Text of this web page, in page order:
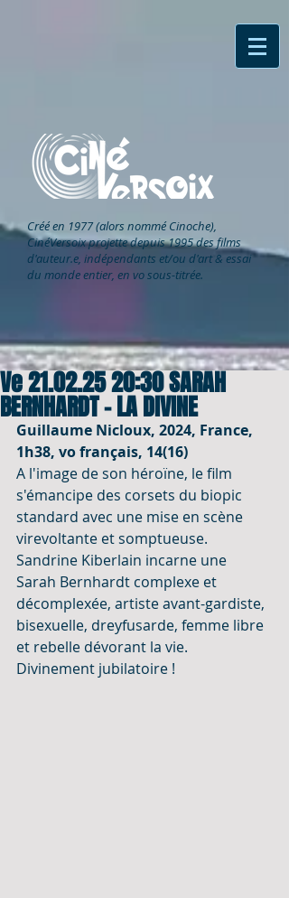
Créé en 1977 (alors nommé Cinoche),
CinéVersoixprojette depuis 1995 des films
d'auteur.e, indépendants et/ou d'art & essai
du monde entier, en vo sous-titrée.
Ve 21.02.25 20:30 SARAH
BERNHARDT - LA DIVINE
Guillaume Nicloux, 2024, France,
1h38, vo français, 14(16)
A l'image de son héroïne, le film
s'émancipe des corsets du biopic
standard avec une mise en scène
virevoltante et somptueuse.
Sandrine Kiberlain incarne une
Sarah Bernhardt complexe et
décomplexée, artiste avant-gardiste,
bisexuelle, dreyfusarde, femme libre
et rebelle dévorant la vie.
Divinement jubilatoire !